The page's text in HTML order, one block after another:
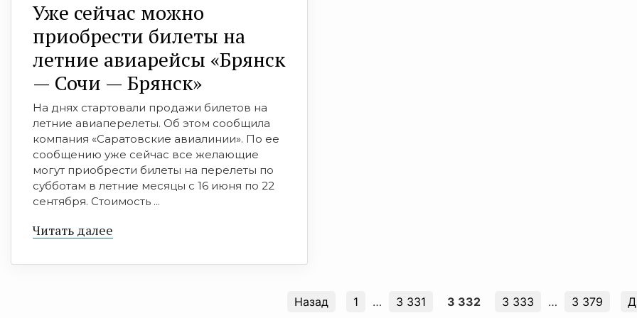
Уже сейчас можно
приобрести билеты на
летние авиарейсы «Брянск
— Сочи — Брянск»
На днях стартовали продажи билетов на
летние авиаперелеты. Об этом сообщила
компания «Саратовские авиалинии». По ее
сообщению уже сейчас все желающие
могут приобрести билеты на перелеты по
субботам в летние месяцы с 16 июня по 22
сентября. Стоимость ...
Читать далее
Назад 1 … 3 331 3 332 3 333 … 3 379